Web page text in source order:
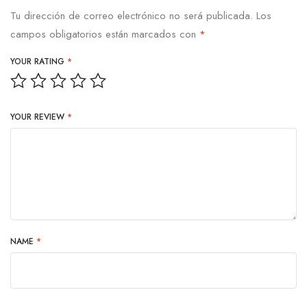
Tu dirección de correo electrónico no será publicada. Los
campos obligatorios están marcados con *
YOUR RATING *
YOUR REVIEW *
NAME *